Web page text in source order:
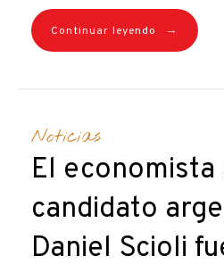
Continuar leyendo →
Noticias
El economista
candidato
Daniel Scioli